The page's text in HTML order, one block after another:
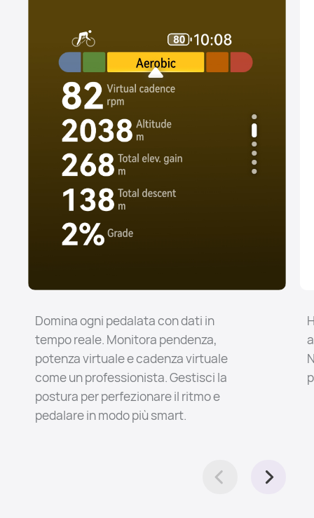
Domina ogni pedalata con dati in
tempo reale. Monitora pendenza,
potenza virtuale e cadenza virtuale
come un professionista. Gestisci la
postura per perfezionare il ritmo e
pedalare in modo più smart.